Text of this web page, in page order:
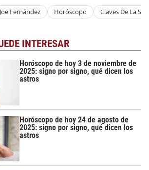
Joe Fernández Horóscopo Claves De La
INTERESAR
Horóscopo de hoy 3 de noviembre de
2025: signo por signo, qué dicen los
astros
Horóscopo de hoy 24 de agosto de
2025: signo por signo, qué dicen los
astros